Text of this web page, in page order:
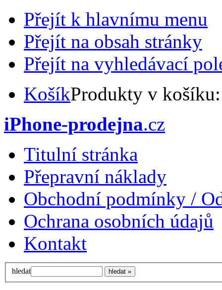
Přejít k hlavnímu menu
Přejít na obsah stránky
Přejít na vyhledávací
KošíkProdukty v
iPhone-prodejna.cz
Titulní stránka
Přepravní náklady
Obchodní podmínky /
Ochrana osobních údajů
Kontakt
hledat